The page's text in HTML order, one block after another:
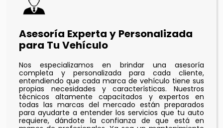
Asesoría Experta y Personalizada
para Tu Vehículo
Nos especializamos en brindar una asesoría
completa y personalizada para cada cliente,
entendiendo que cada marca de vehículo tiene sus
propias necesidades y características. Nuestros
técnicos altamente capacitados y expertos en
todas las marcas del mercado están preparados
para ayudarte a entender los servicios que tu auto
requiere, dándote la confianza de que está en